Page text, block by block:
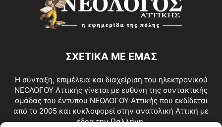
ΣΧΕΤΙΚΑ ΜΕ ΕΜΑΣ
Η σύνταξη, επιμέλεια και διαχείριση του ηλεκτρονικού
ΝΕΟΛΟΓΟΥ Αττικής γίνεται με ευθύνη της συντακτικής
ομάδας του έντυπου ΝΕΟΛΟΓΟΥ Αττικής που εκδίδεται
από το 2005 και κυκλοφορεί στην ανατολική Αττική με
έδρα την Παλλήνη.